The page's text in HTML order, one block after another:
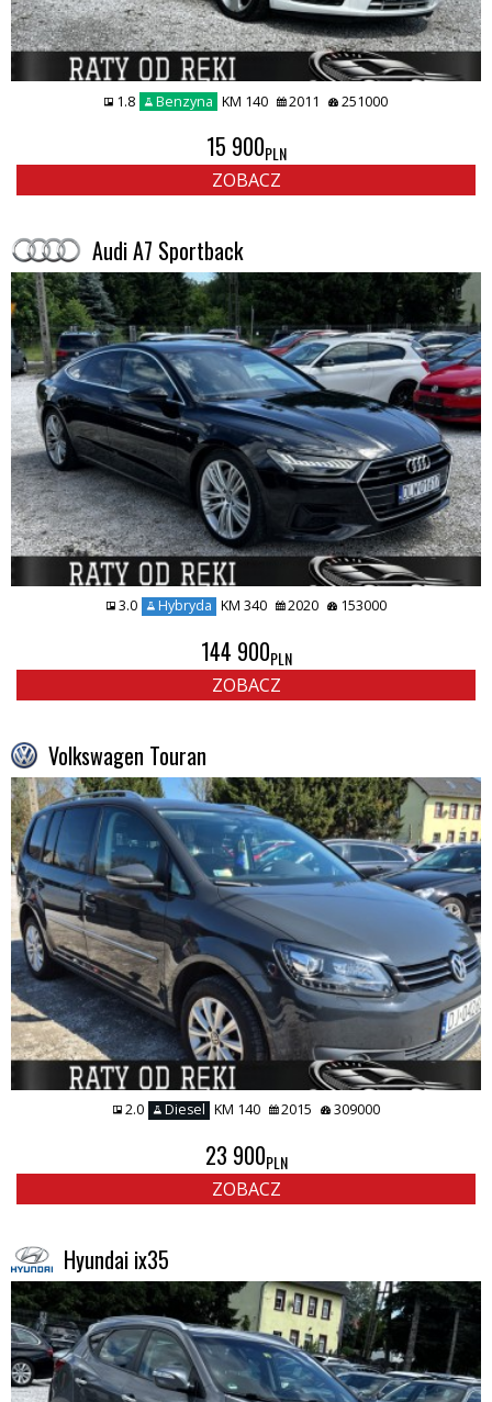
1.8 Benzyna KM 140 2011 251000
15 900PLN
ZOBACZ
Audi A7 Sportback
3.0 Hybryda KM 340 2020 153000
144 900PLN
ZOBACZ
Volkswagen Touran
2.0 Diesel KM 140 2015 309000
23 900PLN
ZOBACZ
Hyundai ix35